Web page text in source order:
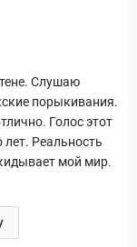
Слушаю
порыкивания.
Голос этот
Реальность
мой мир.